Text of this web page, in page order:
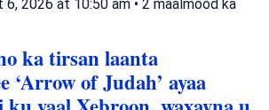
6, 2026 at 10:50 am • 2 maalmood ka
ka tirsan laanta
‘Arrow of Judah’ ayaa